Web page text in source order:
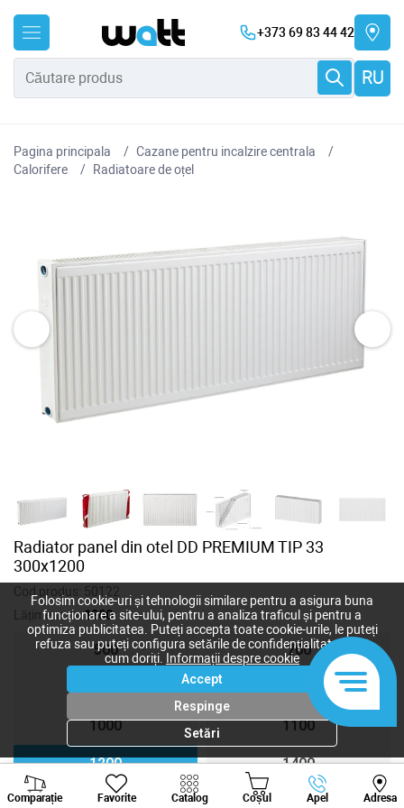
+373 69 83 44 42
RU
Pagina principala
Cazane pentru incalzire centrala
Сalorifere
Radiatoare de oțel
Radiator panel din otel DD PREMIUM TIP 33
300x1200
Cod produs: 50122
Lățime, mm:1200
500 700
1000 1100
1200 1400
1500 1600
Comparație Favorite Catalog Coșul Apel Adresa
Viber Whatsapp
Folosim cookie-uri și tehnologii similare pentru a asigura buna
funcționare a site-ului, pentru a analiza traficul și pentru a
optimiza publicitatea. Puteți accepta toate cookie-urile, le puteți
refuza sau puteți configura setările de confidențialitate după
cum doriți.
Informații despre cookie
Accept
Respinge
Setări